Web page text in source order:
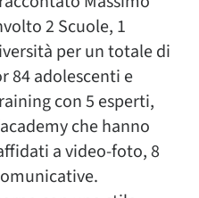
2 Scuole, 1
per un totale di
84 adolescenti e
con 5 esperti,
che hanno
a video-foto, 8